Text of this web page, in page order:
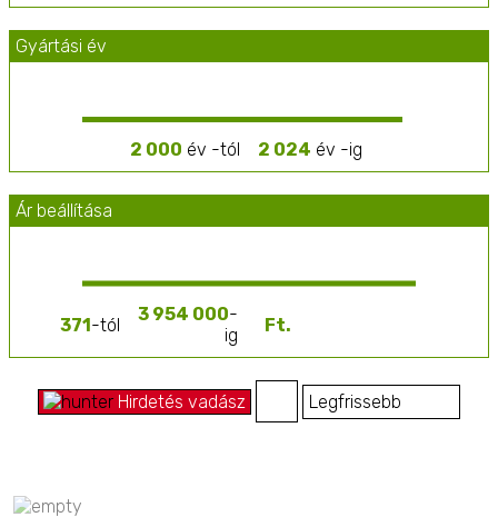
növelik a mezőgazdasági folyamatok hatékonyságát
és fenntarthatóságát.
Gyártási év
2 000 év -tól 2 024 év -ig
Ár beállítása
371-tól 3 954 000-
ig
Hirdetés vadász